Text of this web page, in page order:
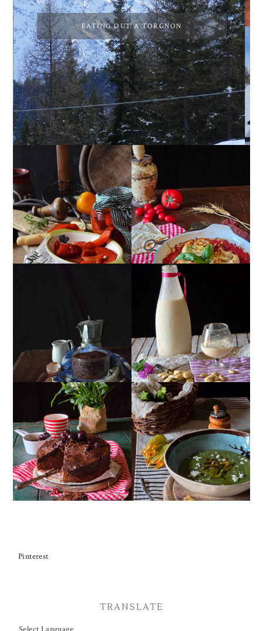
EATING OUT A TORGNON
PEPERONI ALLA
PIEMONTESE
GIRANDOLE DI
RICOTTA
MUG CAKE AL
CIOCCOLATO
MANDORLITO
TORTA DOPPIO
CIOCCOLATO E
CILIEGIE
CREMA ESTIVA DI
ZUCCHINE CON FIORI E
FETA
Pinterest
TRANSLATE